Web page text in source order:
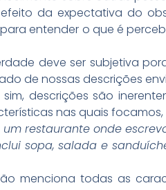
da expectativa do
entender o que é
deve ser subjetiva
de nossas descrições
descrições são
nas quais
restaurante onde
sopa, salada e
menciona todas as